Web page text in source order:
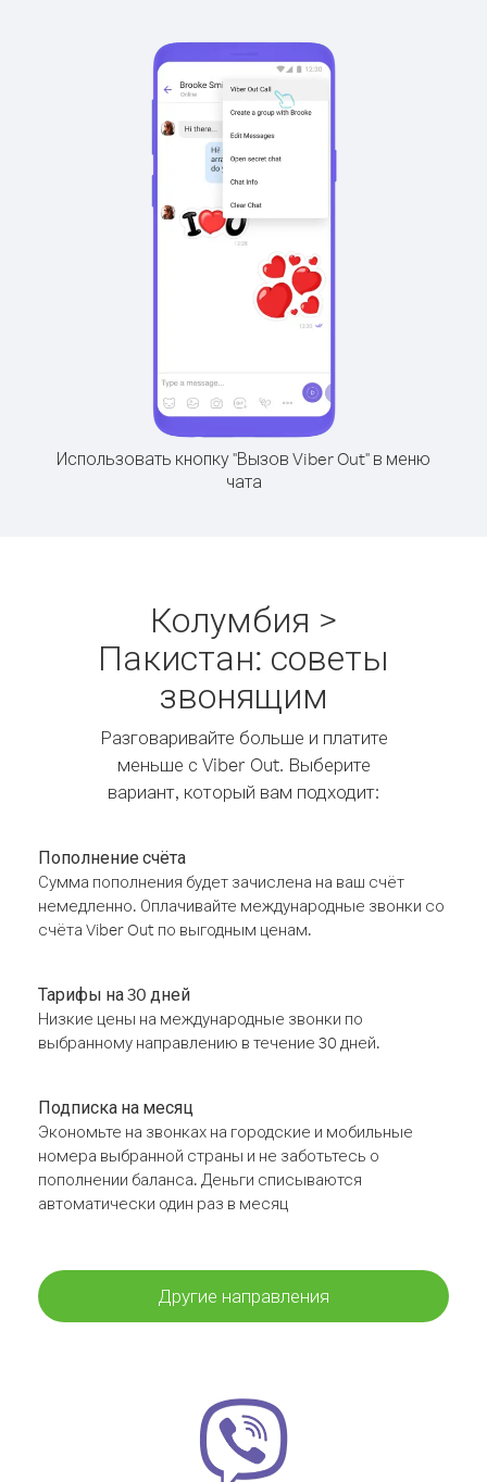
Использовать кнопку "Вызов Viber Out" в меню
чата
Колумбия >
Пакистан: советы
звонящим
Разговаривайте больше и платите
меньше с Viber Out. Выберите
вариант, который вам подходит:
Пополнение счёта
Сумма пополнения будет зачислена на ваш счёт
немедленно. Оплачивайте международные звонки со
счёта Viber Out по выгодным ценам.
Тарифы на 30 дней
Низкие цены на международные звонки по
выбранному направлению в течение 30 дней.
Подписка на месяц
Экономьте на звонках на городские и мобильные
номера выбранной страны и не заботьтесь о
пополнении баланса. Деньги списываются
автоматически один раз в месяц
Другие направления